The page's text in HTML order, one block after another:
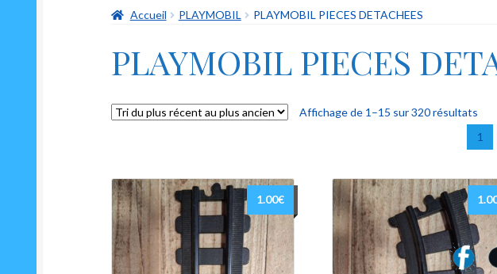
Accueil PLAYMOBIL PLAYMOBIL PIECES DETACHEES
PLAYMOBIL PIECES
Affichage de 1–15 sur 320 résultats
du
au
1
1.00€